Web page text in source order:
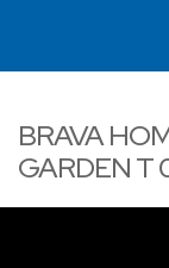
BRAVA
GARDEN T